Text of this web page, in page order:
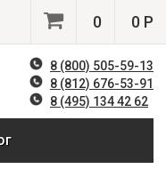
0 0 Р
8 (800) 505-59-13
8 (812) 676-53-91
8 (495) 134 42 62